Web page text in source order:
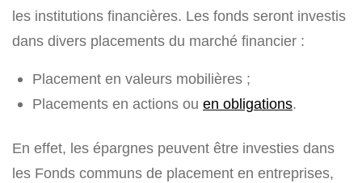
les institutions financières. Les fonds seront investis
dans divers placements du marché financier :
Placement en valeurs mobilières ;
Placements en actions ou en obligations.
En effet, les épargnes peuvent être investies dans
les Fonds communs de placement en entreprises,